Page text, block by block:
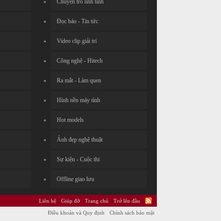
Chuyện trò linh tinh
Đọc báo - Tin tức
Video clip giải trí
Công nghệ - Hitech
Ra mắt - Làm quen
Hình nền máy tính
Hot models
Ảnh đẹp nghệ thuật
Sự kiện - Cuộc thi
Offline giao lưu
Liên hệ Giúp đỡ Trang chủ
Trở lên đầu
Điều khoản và Quy định
Chính sách bảo mật